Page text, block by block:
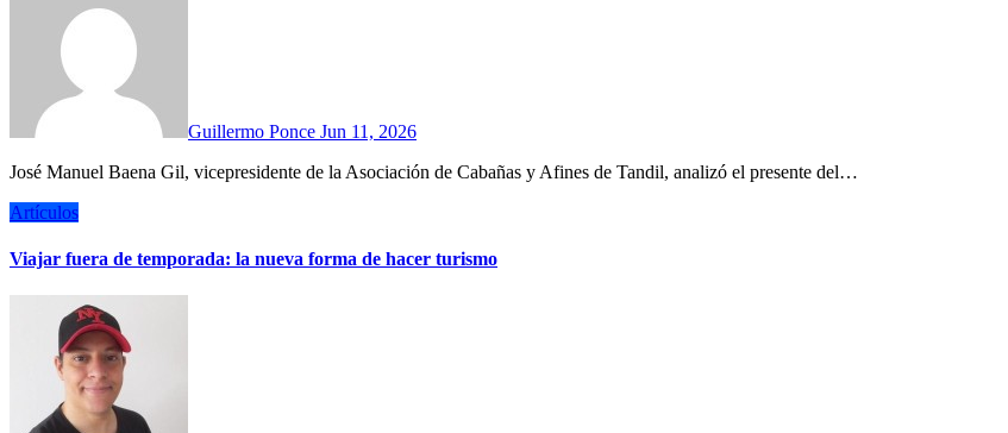
Guillermo Ponce Jun 11, 2026
José Manuel Baena Gil, vicepresidente de la Asociación de Cabañas y Afines de Tandil, analizó el presente del…
Artículos
Viajar fuera de temporada: la nueva forma de hacer turismo